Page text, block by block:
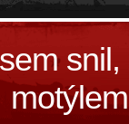
motýlem